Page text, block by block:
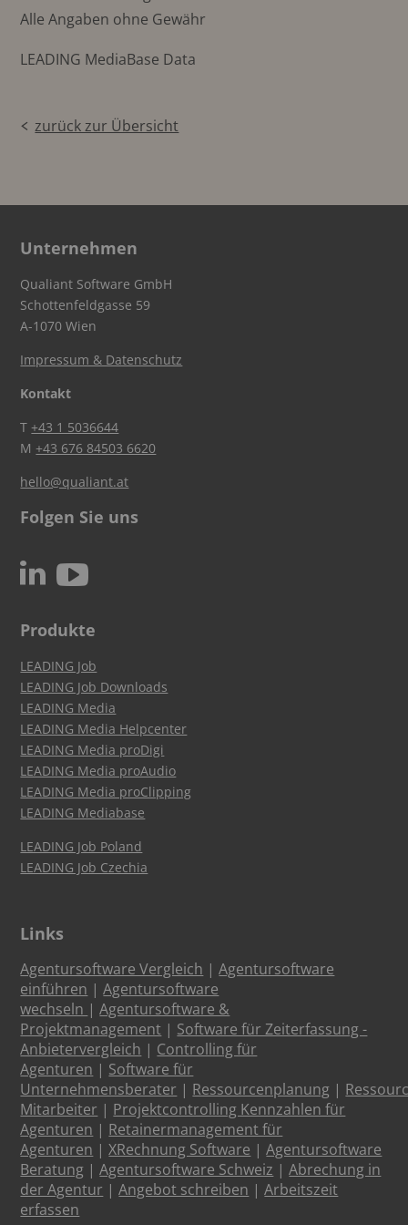
Alle Angaben ohne Gewähr
LEADING MediaBase Data
zurück zur Übersicht
Unternehmen
Qualiant Software GmbH
Schottenfeldgasse 59
A-1070 Wien
Impressum & Datenschutz
Kontakt
T+43 1 5036644
M+43 676 84503 6620
hello@qualiant.at
Folgen Sie uns
N c
Produkte
LEADING Job
LEADING Job Downloads
LEADING Media
LEADING Media Helpcenter
LEADING Media proDigi
LEADING Media proAudio
LEADING Media proClipping
LEADING Mediabase
LEADING Job Poland
LEADING Job Czechia
Links
Agentursoftware Vergleich |Agentursoftware
einführen |Agentursoftware
wechseln |Agentursoftware &
Projektmanagement | Software für Zeiterfassung -
Anbietervergleich | Controlling für
Agenturen | Software für
Unternehmensberater | Ressourcenplanung |
Mitarbeiter | Projektcontrolling Kennzahlen für
Agenturen | Retainermanagement für
Agenturen |XRechnung Software |Agentursoftware
Beratung |Agentursoftware Schweiz |Abrechung in
der Agentur |Angebot schreiben |Arbeitszeit
erfassen